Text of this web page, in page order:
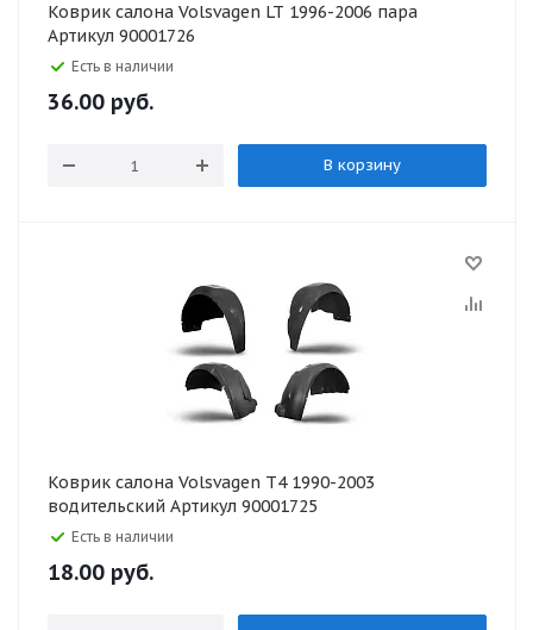
Коврик салона Volsvagen LT 1996-2006 пара
Артикул 90001726
Есть в наличии
36.00 руб.
В корзину
Коврик салона Volsvagen T4 1990-2003
водительский Артикул 90001725
Есть в наличии
18.00 руб.